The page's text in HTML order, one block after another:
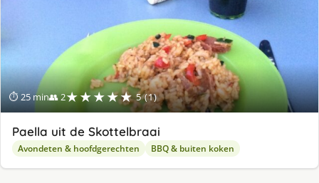
⏱ 25 min👥 2★★★★★ 5 (1)
Paella uit de Skottelbraai
Avondeten & hoofdgerechten BBQ & buiten koken